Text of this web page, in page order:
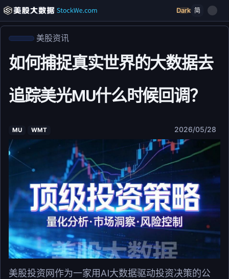
Dark 简
美股资讯
如何捕捉真实世界的大数据去
追踪美光MU什么时候回调？
MU WMT 2026/05/28
美股投资网作为一家用AI大数据驱动投资决策的公